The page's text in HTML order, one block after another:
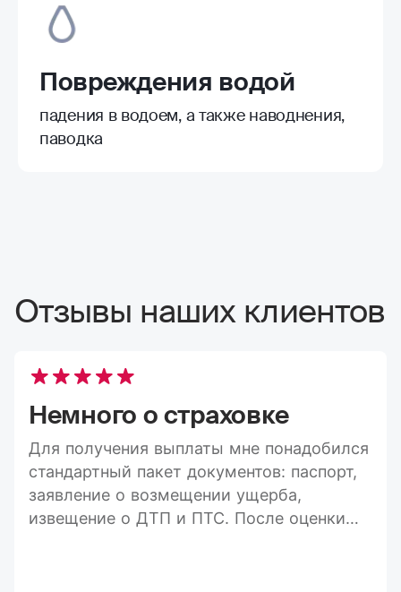
Повреждения водой
падения в водоем, а также наводнения,
паводка
Отзывы наших клиентов
Немного о страховке
Для получения выплаты мне понадобился
стандартный пакет документов: паспорт,
заявление о возмещении ущерба,
извещение о ДТП и ПТС. После оценки